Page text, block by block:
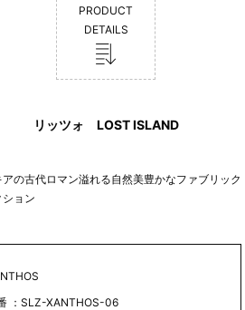
PRODUCT
DETAILS
リッツォ LOST ISLAND
アの古代ロマン溢れる自然美豊かなファブリック
ション
：SLZ-XANTHOS-06